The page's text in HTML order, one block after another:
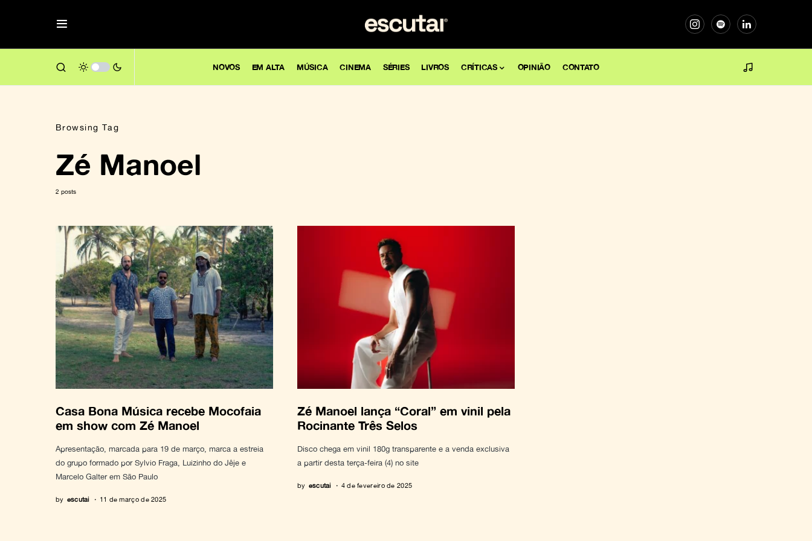
NOVOS EM ALTA MÚSICA CINEMA SÉRIES LIVROS CRÍTICAS OPINIÃO CONTATO
Browsing Tag
Zé Manoel
2 posts
Casa Bona Música recebe Mocofaia
em show com Zé Manoel
Apresentação, marcada para 19 de março, marca a estreia
do grupo formado por Sylvio Fraga, Luizinho do Jêje e
Marcelo Galter em São Paulo
by escutai 11 de março de 2025
Zé Manoel lança “Coral” em vinil pela
Rocinante Três Selos
Disco chega em vinil 180g transparente e a venda exclusiva
a partir desta terça-feira (4) no site
by escutai 4 de fevereiro de 2025